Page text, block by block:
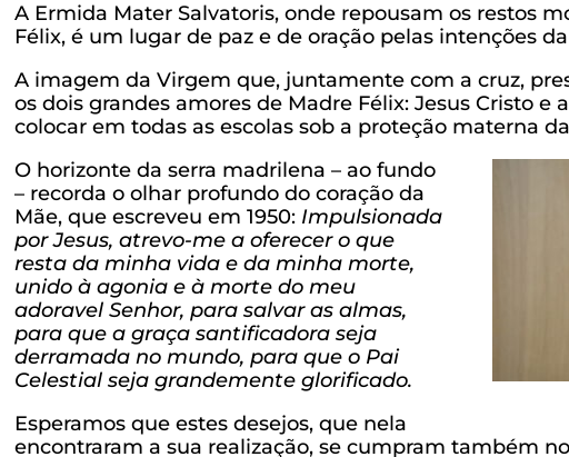
A Ermida Mater Salvatoris, onde repousam os restos
Félix, é um lugar de paz e de oração pelas intenções
A imagem da Virgem que, juntamente com a cruz,
os dois grandes amores de Madre Félix: Jesus Cristo e
colocar em todas as escolas sob a proteção materna
O horizonte da serra madrilena – ao fundo
– recorda o olhar profundo do coração da
Mãe, que escreveu em 1950: Impulsionada
por Jesus, atrevo-me a oferecer o que
resta da minha vida e da minha morte,
unido à agonia e à morte do meu
adoravel Senhor, para salvar as almas,
para que a graça santificadora seja
derramada no mundo, para que o Pai
Celestial seja grandemente glorificado.
Esperamos que estes desejos, que nela
encontraram a sua realização, se cumpram também